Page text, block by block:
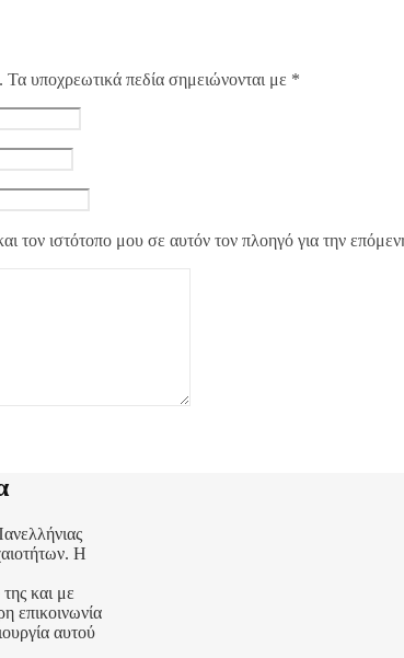
Τα υποχρεωτικά πεδία σημειώνονται με *
τον ιστότοπο μου σε αυτόν τον πλοηγό για την
Η
και με
επικοινωνία
αυτού